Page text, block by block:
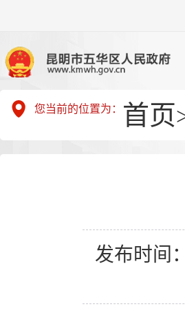
您当前的位置为： 首页
发布时间